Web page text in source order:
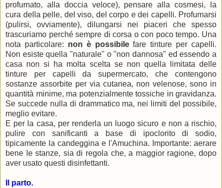
profumato, alla doccia veloce), pensare alla cosmesi, la
cura della pelle, del viso, del corpo e dei capelli. Profumarsi
(pulirsi, ovviamente), dilungarsi nei piaceri che spesso
trascuriamo perché sempre di corsa o con poco tempo. Una
nota particolare: non è possibilefare tinture per capelli.
Non esiste quella "naturale" o "non dannosa" ed essendo a
casa non si ha molta scelta se non quella limitata delle
tinture per capelli da supermercato, che contengono
sostanze assorbite per via cutanea, non velenose, sono in
quantità minime, ma potenzialmente tossiche in gravidanza.
Se succede nulla di drammatico ma, nei limiti del possibile,
meglio evitare.
E per la casa, per renderla un luogo sicuro e non a rischio,
pulire con sanificanti a base di ipoclorito di sodio,
tipicamente la candeggina e l'Amuchina. Importante: aerare
bene le stanze, sia di regola che, a maggior ragione, dopo
aver usato questi disinfettanti.
Il parto.